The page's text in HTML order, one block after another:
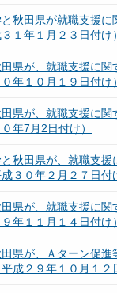
秋田県が就職支援に
１年１月２３日付け）
県が、就職支援に関
年１０月１９日付け）
県が、就職支援に関
年7月2日付け）
秋田県が、就職支援
３０年２月２７日付
県が、就職支援に関
年１１月１４日付け）
県が、Ａターン促進
成２９年１０月１２